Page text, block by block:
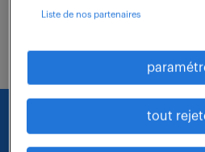
Nous faisons le maximum
Liste de nos partenaires
tout